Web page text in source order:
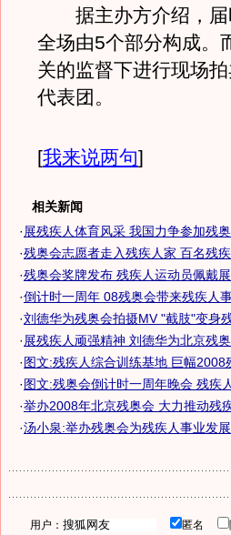
据主办方介绍，届
全场由5个部分构成。
关的监督下进行现场
代表团。
[我来说两句]
相关新闻
· 展残疾人体育风采 我国力争参加残奥
·残奥会志愿者走入残疾人家 百名残疾
·残奥会奖牌发布 残疾人运动员佩戴
·倒计时一周年 08残奥会带来残疾人事
·刘德华为残奥会拍摄MV "截肢"变身
· 展残疾人顽强精神 刘德华为北京残奥
·图文:残疾人综合训练基地 巨幅2008
·图文:残奥会倒计时一周年晚会 残疾
·举办2008年北京残奥会 大力推动残
·汤小泉:举办残奥会为残疾人事业发
用户： 匿名